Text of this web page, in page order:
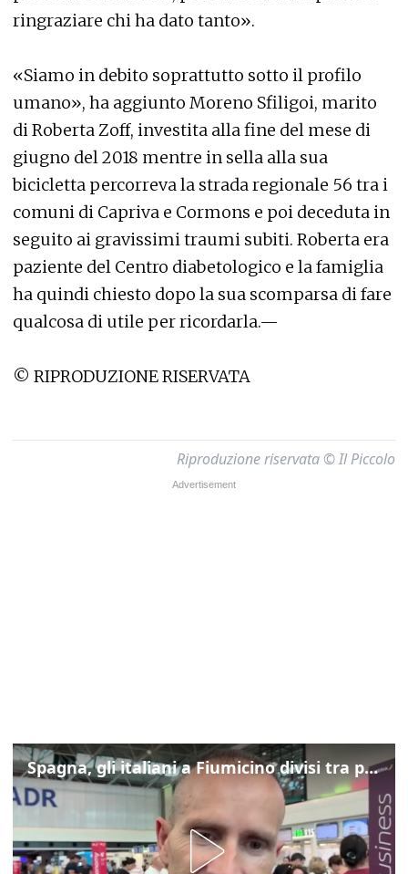
ringraziare chi ha dato tanto».
«Siamo in debito soprattutto sotto il profilo
umano», ha aggiunto Moreno Sfiligoi, marito
di Roberta Zoff, investita alla fine del mese di
giugno del 2018 mentre in sella alla sua
bicicletta percorreva la strada regionale 56 tra i
comuni di Capriva e Cormons e poi deceduta in
seguito ai gravissimi traumi subiti. Roberta era
paziente del Centro diabetologico e la famiglia
ha quindi chiesto dopo la sua scomparsa di fare
qualcosa di utile per ricordarla.—
© RIPRODUZIONE RISERVATA
Riproduzione riservata © Il Piccolo
Spagna, gli italiani a Fiumicino divisi tra preoccupazione e dispiacere per i controlli